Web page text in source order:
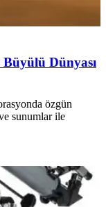
Dünyası
özgün
sunumlar ile